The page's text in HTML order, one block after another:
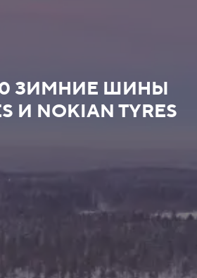
ЗИМНИЕ ШИНЫ
И NOKIAN TYRES